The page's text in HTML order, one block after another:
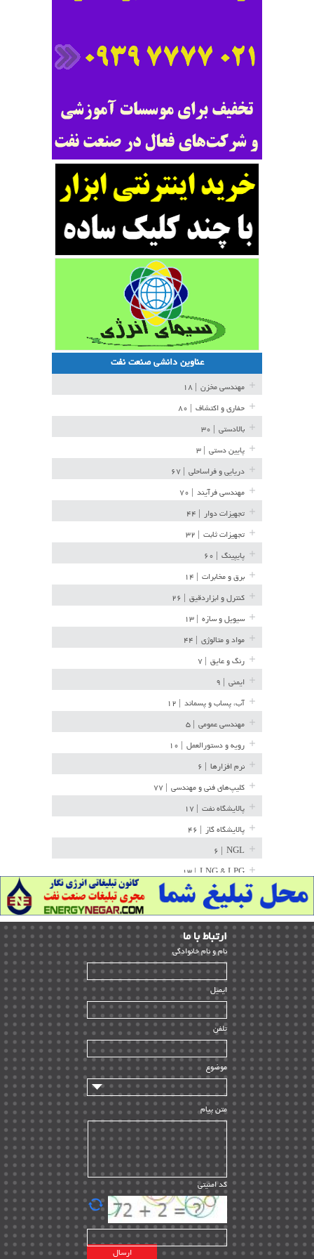
عناوین دانشی صنعت نفت
مهندسی مخزن
حفاری و اکتشاف
بالادستی
پایین دستی
دریایی و فراساحلی
مهندسی فرآیند
تجهیزات دوار
تجهیزات ثابت
پایپینگ
برق و مخابرات
کنترل و ابزاردقیق
سیویل و سازه
مواد و متالوژی
رنگ و عایق
ایمنی
آب، پساب و پسماند
مهندسی عمومی
رویه و دستورالعمل
نرم افزارها
کلیپ‌های فنی و مهندسی
پالایشگاه نفت
پالایشگاه گاز
NGL
LNG & LPG | ۱۳
خط لوله | ۳۶
مخازن ذخیره | ۱۵
پتروشیمی | ۱۴
بازرسی و QC | ۱۵
HSE | ۳۹
ساخت و نصب | ۱۲
راه اندازی | ۹
سازندگان و تامین کنندگان | ۱۰
تامین مالی و سرمایه گذاری | ۳۲
ماشین آلات
مدیریت پروژه
مدیریت دانش
مدیریت سازمانی و عمومی | ۲
تأمین کالا | ۱۳
EPC | ۲۰
پیمانکاران بین المللی | ۸
اطلاعات انرژی کشورها | ۱۴
پروژه های خارجی | ۱۵
ارﺗﺒﺎط ﺑﺎ ما
ﻧﺎم و ﻧﺎم ﺧﺎﻧﻮادﮔﻰ
ایمیل
تلفن
موضوع
متن پیام
کد امنیتی